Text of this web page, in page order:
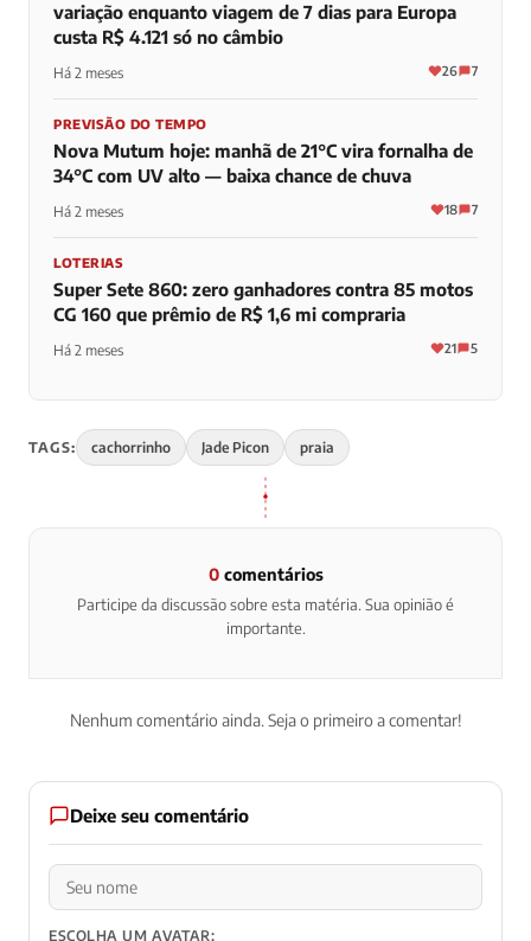
variação enquanto viagem de 7 dias para Europa
custa R$ 4.121 só no câmbio
Há 2 meses 26 7
PREVISÃO DO TEMPO
Nova Mutum hoje: manhã de 21°C vira fornalha de
34°C com UV alto — baixa chance de chuva
Há 2 meses 18 7
LOTERIAS
Super Sete 860: zero ganhadores contra 85 motos
CG 160 que prêmio de R$ 1,6 mi compraria
Há 2 meses 21 5
TAGS: cachorrinho Jade Picon praia
0comentários
Participe da discussão sobre esta matéria. Sua opinião é
importante.
Nenhum comentário ainda. Seja o primeiro a comentar!
Deixe seu comentário
ESCOLHA UM AVATAR: